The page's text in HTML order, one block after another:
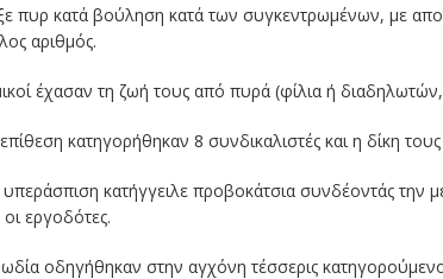
πυρ κατά βούληση κατά των συγκεντρωμένων, με
αριθμός.
έχασαν τη ζωή τους από πυρά (φίλια ή
κατηγορήθηκαν 8 συνδικαλιστές και η δίκη
υπεράσπιση κατήγγειλε προβοκάτσια συνδέοντάς την
εργοδότες.
οδηγήθηκαν στην αγχόνη τέσσερις